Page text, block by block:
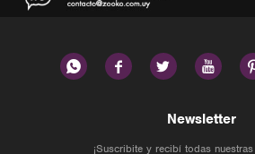
   
Newsletter
¡Suscribite y recibí todas